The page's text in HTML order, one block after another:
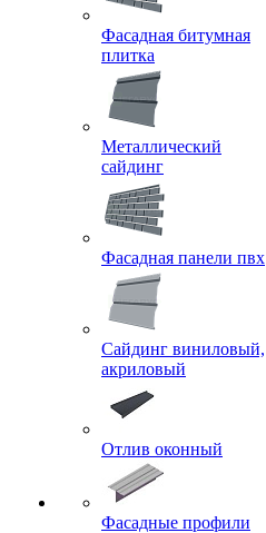
Фасадная битумная
плитка
Металлический
сайдинг
Фасадная панели пвх
Сайдинг виниловый,
акриловый
Отлив оконный
Фасадные профили